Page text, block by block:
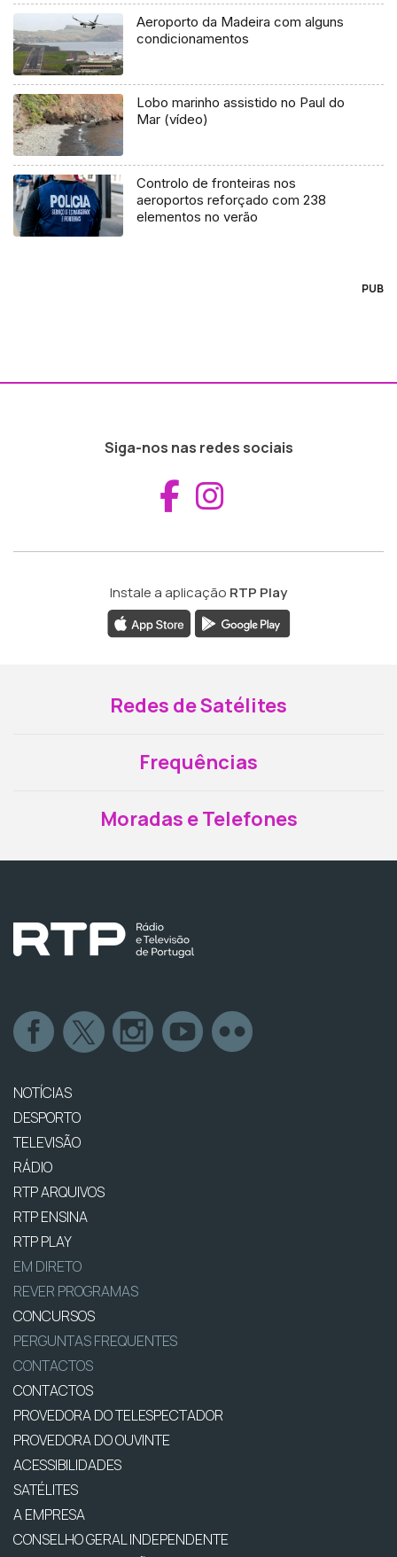
Aeroporto da Madeira com alguns
condicionamentos
Lobo marinho assistido no Paul do
Mar (vídeo)
Controlo de fronteiras nos
aeroportos reforçado com 238
elementos no verão
PUB
Siga-nos nas redes sociais
Aceder ao
Instale a aplicação RTP Play
Redes de Satélites
Frequências
Moradas e Telefones
NOTÍCIAS
DESPORTO
TELEVISÃO
RÁDIO
RTP ARQUIVOS
RTP ENSINA
RTP PLAY
EM DIRETO
REVER PROGRAMAS
CONCURSOS
PERGUNTAS FREQUENTES
CONTACTOS
CONTACTOS
PROVEDORA DO TELESPECTADOR
PROVEDORA DO OUVINTE
ACESSIBILIDADES
SATÉLITES
A EMPRESA
CONSELHO GERAL INDEPENDENTE